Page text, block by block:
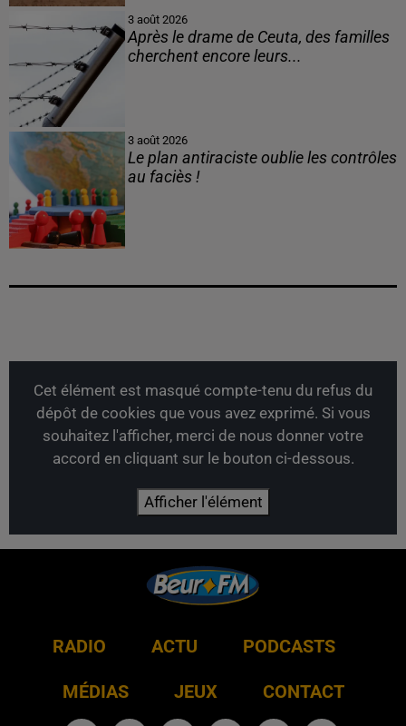
3 août 2026
Après le drame de Ceuta, des familles
cherchent encore leurs...
3 août 2026
Le plan antiraciste oublie les contrôles
au faciès !
Cet élément est masqué compte-tenu du refus du
dépôt de cookies que vous avez exprimé. Si vous
souhaitez l'afficher, merci de nous donner votre
accord en cliquant sur le bouton ci-dessous.
Afficher l'élément
RADIO ACTU PODCASTS
MÉDIAS JEUX CONTACT